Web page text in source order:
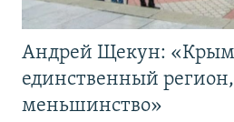
Андрей Щекун:
единственный
меньшинство»